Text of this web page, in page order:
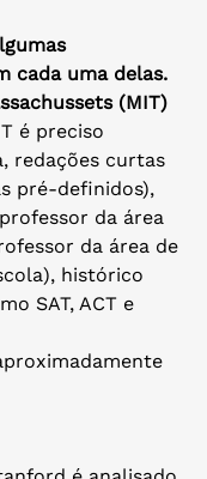
cada uma delas.
(MIT)
é preciso
redações curtas
pré-definidos),
da área
da área de
histórico
SAT, ACT e